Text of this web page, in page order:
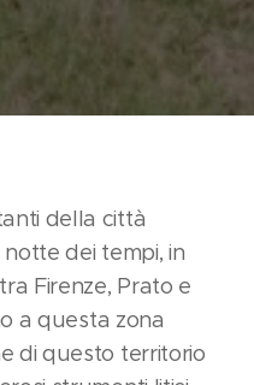
della città
dei tempi, in
Firenze, Prato e
a questa zona
di questo territorio